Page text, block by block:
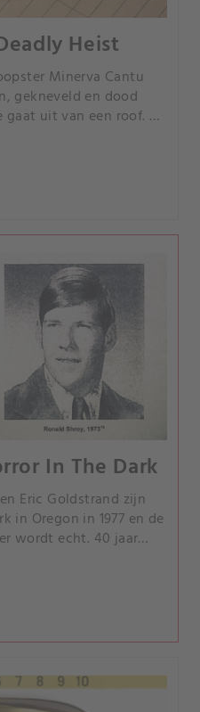
Heist
Minerva Cantu
gekneveld en dood
uit van een roof. De
20 jaar lang
In The Dark
Eric Goldstrand zijn
in Oregon in 1977 en de
wordt echt. 40 jaar
3 staten